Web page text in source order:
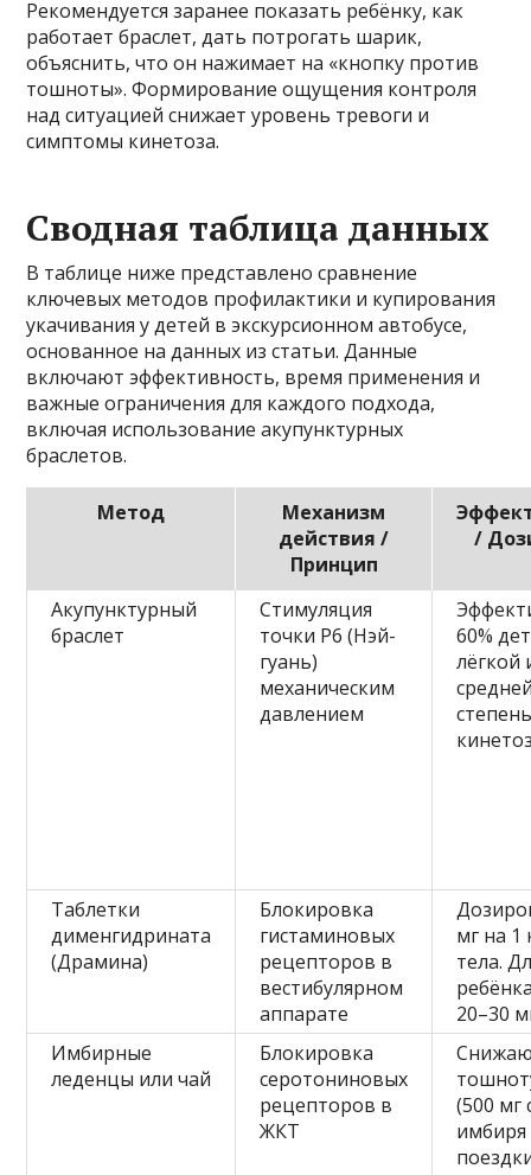
Рекомендуется заранее показать ребёнку, как
работает браслет, дать потрогать шарик,
объяснить, что он нажимает на «кнопку против
тошноты». Формирование ощущения контроля
над ситуацией снижает уровень тревоги и
симптомы кинетоза.
Сводная таблица данных
В таблице ниже представлено сравнение
ключевых методов профилактики и купирования
укачивания у детей в экскурсионном автобусе,
основанное на данных из статьи. Данные
включают эффективность, время применения и
важные ограничения для каждого подхода,
включая использование акупунктурных
браслетов.
Метод
Механизм
действия /
Принцип
/
Акупунктурный
браслет
Стимуляция
точки P6 (Нэй-
гуань)
механическим
давлением
60%
лёгкой
Таблетки
дименгидрината
(Драмина)
Блокировка
гистаминовых
рецепторов в
вестибулярном
аппарате
мг на 1
тела.
20–30
Имбирные
леденцы или чай
Блокировка
серотониновых
рецепторов в
ЖКТ
(500 мг
имбиря